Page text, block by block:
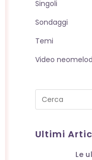
Singoli
Sondaggi
Temi
Video
Ultimi
Le